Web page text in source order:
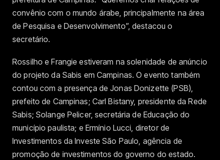
convênio com o mundo árabe, principalmente na área
de Pesquisa e Desenvolvimento”, destacou o
secretário.
Rossilho e Frangie estiveram na solenidade de anúncio
do projeto da Sabis em Campinas. O evento também
contou com a presença de Jonas Donizette (PSB),
prefeito de Campinas; Carl Bistany, presidente da Rede
Sabis; Solange Pelicer, secretária de Educação do
município paulista; e Ermínio Lucci, diretor de
Investimentos da Investe São Paulo, agência de
promoção de investimentos do governo do estado.